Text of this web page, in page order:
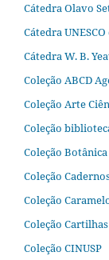
Cátedra Olavo
Cátedra
Cátedra W. B.
Coleção ABCD
Coleção Arte
Coleção
Coleção Botânica
Coleção
Coleção
Coleção
Coleção CINUSP